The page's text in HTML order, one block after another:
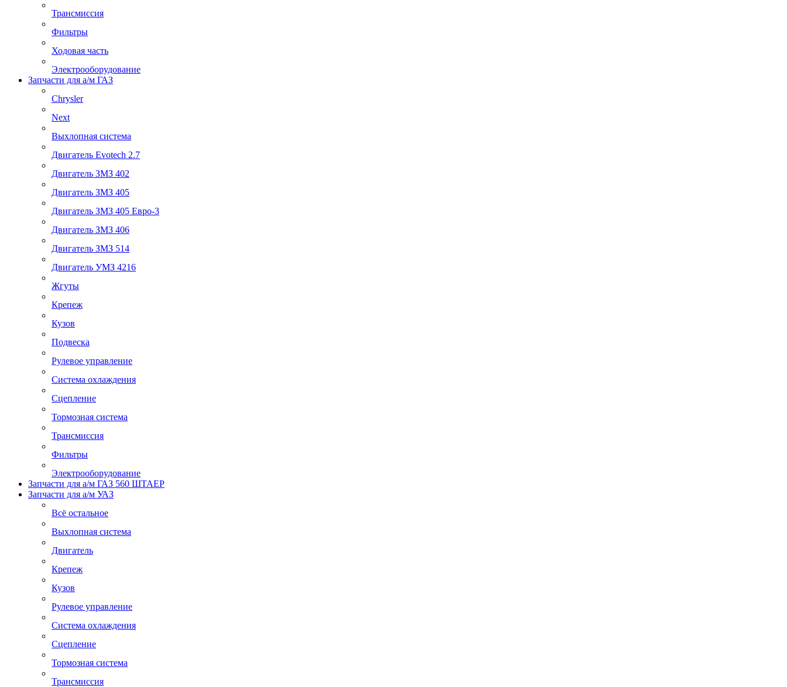
Трансмиссия
Фильтры
Ходовая часть
Электрооборудование
Запчасти для а/м ГАЗ
Chrysler
Next
Выхлопная система
Двигатель Evotech 2.7
Двигатель ЗМЗ 402
Двигатель ЗМЗ 405
Двигатель ЗМЗ 405 Евро-3
Двигатель ЗМЗ 406
Двигатель ЗМЗ 514
Двигатель УМЗ 4216
Жгуты
Крепеж
Кузов
Подвеска
Рулевое управление
Система охлаждения
Сцепление
Тормозная система
Трансмиссия
Фильтры
Электрооборудование
Запчасти для а/м ГАЗ 560 ШТАЕР
Запчасти для а/м УАЗ
Всё остальное
Выхлопная система
Двигатель
Крепеж
Кузов
Рулевое управление
Система охлаждения
Сцепление
Тормозная система
Трансмиссия